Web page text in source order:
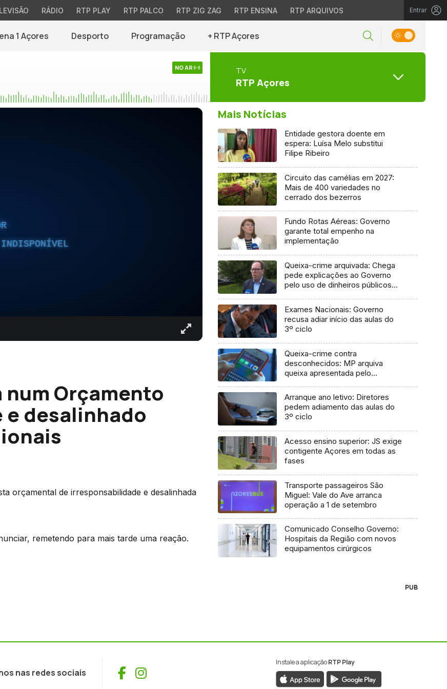
RÁDIO RTP PLAY RTP PALCO RTP ZIG ZAG RTP ENSINA RTP ARQUIVOS Entrar
1 Açores Desporto Programação + RTP Açores
NO AR TV
RTP Açores
INDISPONÍVEL
num Orçamento
desalinhado
orçamental de irresponsabilidade e desalinhada
remetendo para mais tarde uma reação.
Mais Notícias
Entidade gestora doente em
espera: Luísa Melo substitui
Filipe Ribeiro
Circuito das camélias em 2027:
Mais de 400 variedades no
cerrado dos bezerros
Fundo Rotas Aéreas: Governo
garante total empenho na
implementação
Queixa-crime arquivada: Chega
pede explicações ao Governo
pelo uso de dinheiros públicos
Exames Nacionais: Governo
recusa adiar início das aulas do
3º ciclo
Queixa-crime contra
desconhecidos: MP arquiva
queixa apresentada pelo
Arranque ano letivo: Diretores
pedem adiamento das aulas do
3º ciclo
Acesso ensino superior: JS exige
contigente Açores em todas as
fases
Transporte passageiros São
Miguel: Vale do Ave arranca
operação a 1 de setembro
Comunicado Conselho Governo:
Hospitais da Região com novos
equipamentos cirúrgicos
PUB
nas redes sociais Facebook
Instagram
Instale a aplicaçãoRTP Play